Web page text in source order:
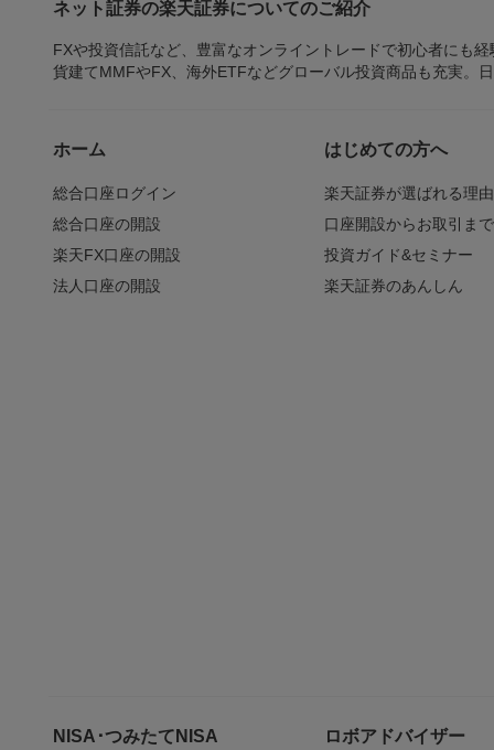
ネット証券の楽天証券についてのご紹介
FXや投資信託など、豊富なオンライントレードで初心者にも
貨建てMMFやFX、海外ETFなどグローバル投資商品も充実。
ホーム
総合口座ログイン
総合口座の開設
楽天FX口座の開設
法人口座の開設
はじめての方へ
楽天証券が選ばれる理由
口座開設からお取引ま
投資ガイド&セミナー
楽天証券のあんしん
NISA･つみたてNISA ロボアドバイザー